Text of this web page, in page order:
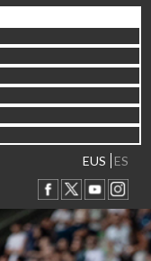
EUS ES
Abuztuaren 15a / 15 de
Abuztuaren 23a / 23 de
Abuztuaren 30a / 30 de
Irailaren 6a / 6 de
Irailaren 13a / 13 de
Irailaren 30a / 30 de